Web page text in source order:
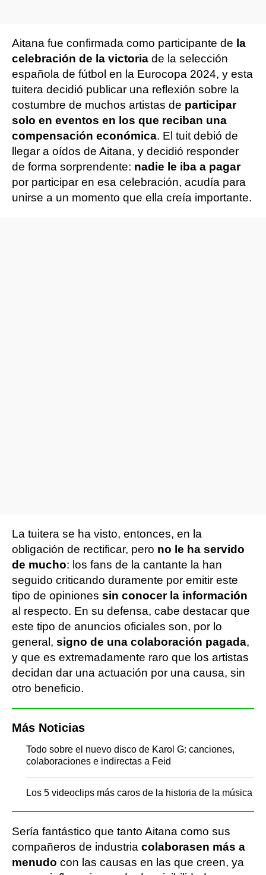
Aitana fue confirmada como participante de la
celebración de la victoria de la selección
española de fútbol en la Eurocopa 2024, y esta
tuitera decidió publicar una reflexión sobre la
costumbre de muchos artistas de participar
solo en eventos en los que reciban una
compensación económica. El tuit debió de
llegar a oídos de Aitana, y decidió responder
de forma sorprendente: nadie le iba a pagar
por participar en esa celebración, acudía para
unirse a un momento que ella creía importante.
La tuitera se ha visto, entonces, en la
obligación de rectificar, pero no le ha servido
de mucho: los fans de la cantante la han
seguido criticando duramente por emitir este
tipo de opiniones sin conocer la información
al respecto. En su defensa, cabe destacar que
este tipo de anuncios oficiales son, por lo
general, signo de una colaboración pagada,
y que es extremadamente raro que los artistas
decidan dar una actuación por una causa, sin
otro beneficio.
Más Noticias
Todo sobre el nuevo disco de Karol G: canciones,
colaboraciones e indirectas a Feid
Los 5 videoclips más caros de la historia de la música
Sería fantástico que tanto Aitana como sus
compañeros de industria colaborasen más a
menudo con las causas en las que creen, ya